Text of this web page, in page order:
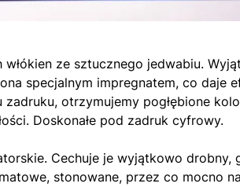
ze sztucznego jedwabiu.
specjalnym impregnatem, co daje
otrzymujemy pogłębione
Doskonałe pod zadruk cyfrowy.
Cechuje je wyjątkowo drobny,
stonowane, przez co mocno